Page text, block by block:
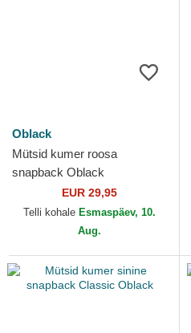
Oblack
Mütsid kumer roosa
snapback Oblack
EUR 29,95
Telli kohale Esmaspäev, 10.
Aug.